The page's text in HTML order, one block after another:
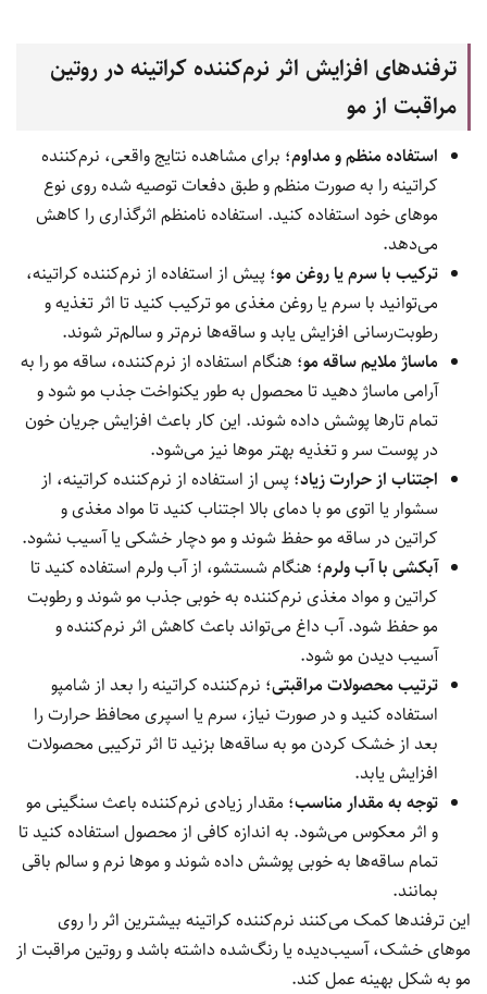
ترفندهای افزایش اثر نرم‌کننده کراتینه در روتین
مراقبت از مو
استفاده منظم و مداوم؛ برای مشاهده نتایج واقعی، نرم‌کننده
کراتینه را به صورت منظم و طبق دفعات توصیه شده روی نوع
موهای خود استفاده کنید. استفاده نامنظم اثرگذاری را کاهش
می‌دهد.
ترکیب با سرم یا روغن مو؛ پیش از استفاده از نرم‌کننده کراتینه،
می‌توانید با سرم یا روغن مغذی مو ترکیب کنید تا اثر تغذیه و
رطوبت‌رسانی افزایش یابد و ساقه‌ها نرم‌تر و سالم‌تر شوند.
ماساژ ملایم ساقه مو؛ هنگام استفاده از نرم‌کننده، ساقه مو را به
آرامی ماساژ دهید تا محصول به طور یکنواخت جذب مو شود و
تمام تارها پوشش داده شوند. این کار باعث افزایش جریان خون
در پوست سر و تغذیه بهتر موها نیز می‌شود.
اجتناب از حرارت زیاد؛ پس از استفاده از نرم‌کننده کراتینه، از
سشوار یا اتوی مو با دمای بالا اجتناب کنید تا مواد مغذی و
کراتین در ساقه مو حفظ شوند و مو دچار خشکی یا آسیب نشود.
آبکشی با آب ولرم؛ هنگام شستشو، از آب ولرم استفاده کنید تا
کراتین و مواد مغذی نرم‌کننده به خوبی جذب مو شوند و رطوبت
مو حفظ شود. آب داغ می‌تواند باعث کاهش اثر نرم‌کننده و
آسیب دیدن مو شود.
ترتیب محصولات مراقبتی؛ نرم‌کننده کراتینه را بعد از شامپو
استفاده کنید و در صورت نیاز، سرم یا اسپری محافظ حرارت را
بعد از خشک کردن مو به ساقه‌ها بزنید تا اثر ترکیبی محصولات
افزایش یابد.
توجه به مقدار مناسب؛ مقدار زیادی نرم‌کننده باعث سنگینی مو
و اثر معکوس می‌شود. به اندازه کافی از محصول استفاده کنید تا
تمام ساقه‌ها به خوبی پوشش داده شوند و موها نرم و سالم باقی
بمانند.
این ترفندها کمک می‌کنند نرم‌کننده کراتینه بیشترین اثر را روی
موهای خشک، آسیب‌دیده یا رنگ‌شده داشته باشد و روتین مراقبت از
مو به شکل بهینه عمل کند.